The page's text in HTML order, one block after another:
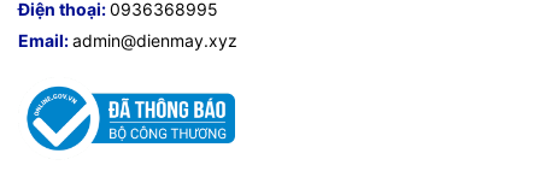
Điện thoại:0936368995
Email:admin@dienmay.xyz